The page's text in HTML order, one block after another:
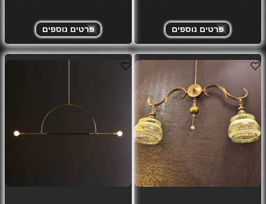
פרטים נוספים פרטים נוספים